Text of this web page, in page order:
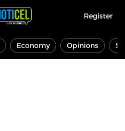
Register
Economy Opinions